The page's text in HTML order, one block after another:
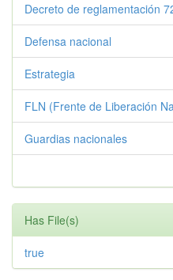
Decreto de reglamentación
Defensa nacional
Estrategia
FLN (Frente de Liberación
Guardias nacionales
Has File(s)
true